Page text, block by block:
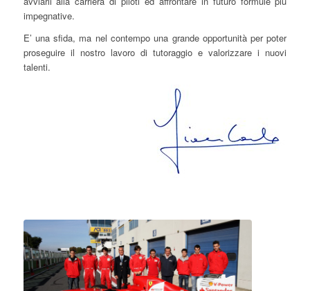
impegnative.
E’ una sfida, ma nel contempo una grande opportunità per poter
proseguire il nostro lavoro di tutoraggio e valorizzare i nuovi
talenti.